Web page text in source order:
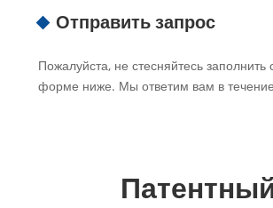
Отправить запрос
Пожалуйста, не стесняйтесь заполнить
форме ниже. Мы ответим вам в